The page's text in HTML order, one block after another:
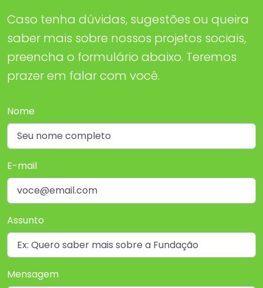
Caso tenha dúvidas, sugestões ou queira
saber mais sobre nossos projetos sociais,
preencha o formulário abaixo. Teremos
prazer em falar com você.
Nome
E-mail
Assunto
Mensagem